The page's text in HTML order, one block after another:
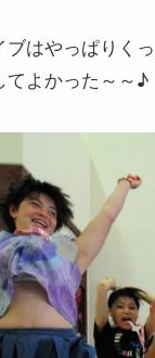
はやっぱりく
てよかった～～♪